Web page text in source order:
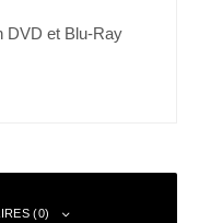
DVD et Blu-Ray
(0)